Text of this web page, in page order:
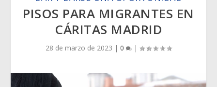
PISOS PARA MIGRANTES EN
CÁRITAS MADRID
28 de marzo de 2023 | 0 |